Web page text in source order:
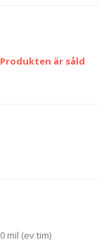
Produkten är såld
0 mil (ev tim)